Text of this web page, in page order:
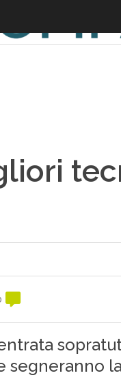
segneranno